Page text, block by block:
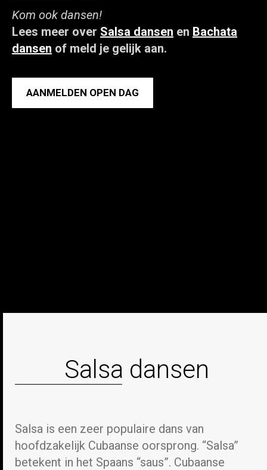
Kom ook dansen!
Lees meer over Salsa dansen en Bachata
dansen of meld je gelijk aan.
AANMELDEN OPEN DAG
Salsa dansen
Salsa is een zeer populaire dans van
hoofdzakelijk Cubaanse oorsprong. “Salsa”
betekent in het Spaans “saus”. Cubaanse